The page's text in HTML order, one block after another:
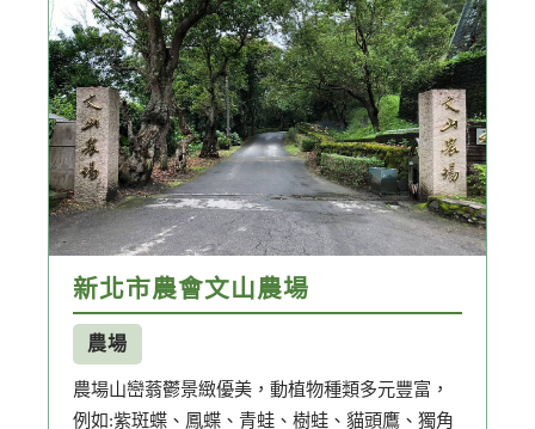
新北市農會文山農場
農場
農場山巒蓊鬱景緻優美，動植物種類多元豐富，
例如:紫斑蝶、鳳蝶、青蛙、樹蛙、貓頭鷹、獨角